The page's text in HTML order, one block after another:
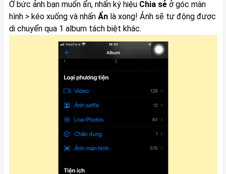
Ở bức ảnh bạn muốn ẩn, nhấn ký hiệu Chia sẻở góc màn
hình > kéo xuống và nhấn Ẩnlà xong! Ảnh sẽ tự động được
di chuyển qua 1 album tách biệt khác.